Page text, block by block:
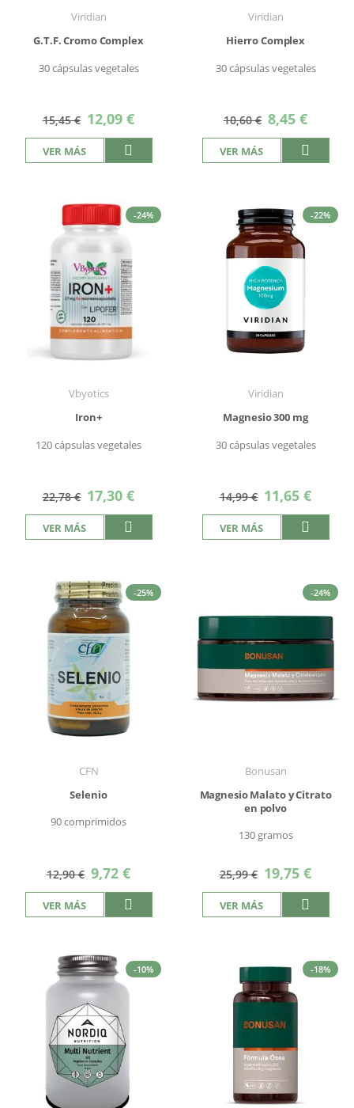
Viridian
G.T.F. Cromo Complex
30 cápsulas vegetales
15,45 € Precio
especial
12,09 €
VER MÁS
Viridian
Hierro Complex
30 cápsulas vegetales
10,60 € Precio
especial
8,45 €
VER MÁS
-24%
Vbyotics
Iron+
120 cápsulas vegetales
22,78 € Precio
especial
17,30 €
VER MÁS
-22%
Viridian
Magnesio 300 mg
30 cápsulas vegetales
14,99 € Precio
especial
11,65 €
VER MÁS
-25%
CFN
Selenio
90 comprimidos
12,90 € Precio
especial
9,72 €
VER MÁS
-24%
Bonusan
Magnesio Malato y Citrato
en polvo
130 gramos
25,99 € Precio
especial
19,75 €
VER MÁS
-10% -18%